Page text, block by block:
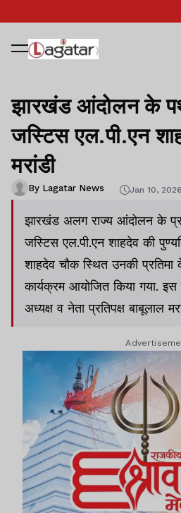
झारखंड आंदोलन के
जस्टिस एल.पी.एन
मरांडी
By Lagatar News Jan 10,
झारखंड अलग राज्य आंदोलन के
जस्टिस एल.पी.एन शाहदेव की
शाहदेव चौक स्थित उनकी प्रतिमा
कार्यक्रम आयोजित किया गया.
अध्यक्ष व नेता प्रतिपक्ष बाबूलाल